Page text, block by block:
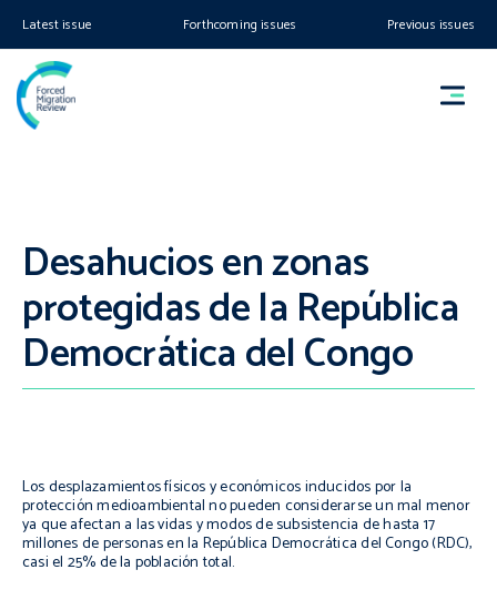
Latest issue Forthcoming issues Previous issues
Desahucios en zonas
protegidas de la República
Democrática del Congo
Los desplazamientos físicos y económicos inducidos por la
protección medioambiental no pueden considerarse un mal menor
ya que afectan a las vidas y modos de subsistencia de hasta 17
millones de personas en la República Democrática del Congo (RDC),
casi el 25% de la población total.